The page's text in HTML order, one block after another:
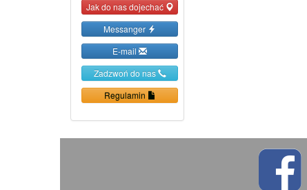
Jak do nas dojechać
Messanger
E-mail
Zadzwoń do nas
Regulamin